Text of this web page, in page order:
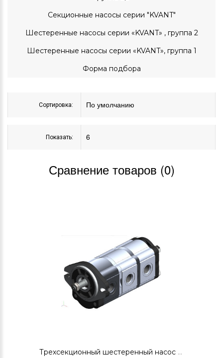
Секционные насосы серии "KVANT"
Шестеренные насосы серии «KVANT» , группа 2
Шестеренные насосы серии «KVANT», группа 1
Форма подбора
Сортировка:
Показать:
Сравнение товаров (0)
Трехсекционный шестеренный насос GP2K6/2K6/2K6R-G231FFF-F (0510265009)